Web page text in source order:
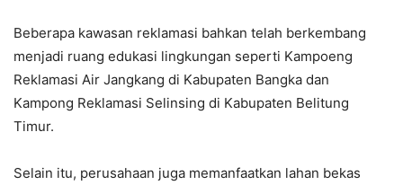
Beberapa kawasan reklamasi bahkan telah berkembang
menjadi ruang edukasi lingkungan seperti Kampoeng
Reklamasi Air Jangkang di Kabupaten Bangka dan
Kampong Reklamasi Selinsing di Kabupaten Belitung
Timur.
Selain itu, perusahaan juga memanfaatkan lahan bekas